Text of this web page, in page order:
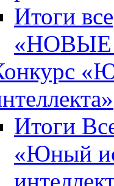
Итоги
Итоги
«Юный